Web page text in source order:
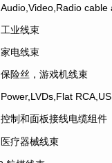
业线束
电线束
险丝，游戏机线束
制和面板接线电缆组件
疗器械线束